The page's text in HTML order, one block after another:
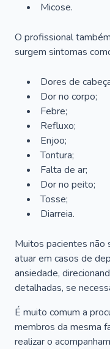
Micose.
O profissional
surgem sintomas
Dores de
Dor no corpo;
Febre;
Refluxo;
Enjoo;
Tontura;
Falta de ar;
Dor no peito;
Tosse;
Diarreia.
Muitos pacientes não
atuar em casos de
ansiedade,
detalhadas, se
É muito comum a
membros da mesma
realizar o